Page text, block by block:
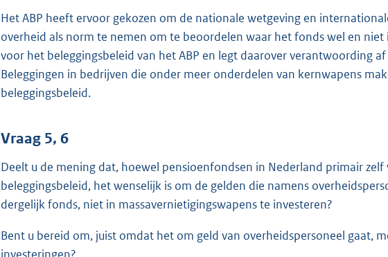
Het ABP heeft ervoor gekozen om de nationale wetgeving en
overheid als norm te nemen om te beoordelen waar het fonds wel en
voor het beleggingsbeleid van het ABP en legt daarover verantwoording
Beleggingen in bedrijven die onder meer onderdelen van kernwapens
beleggingsbeleid.
Vraag 5, 6
Deelt u de mening dat, hoewel pensioenfondsen in Nederland primair
beleggingsbeleid, het wenselijk is om de gelden die namens
dergelijk fonds, niet in massavernietigingswapens te investeren?
Bent u bereid om, juist omdat het om geld van overheidspersoneel gaat,